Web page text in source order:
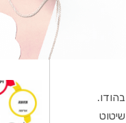
בהודו.
לארץ. הייתי בת 21 כמעט ובשיטוט